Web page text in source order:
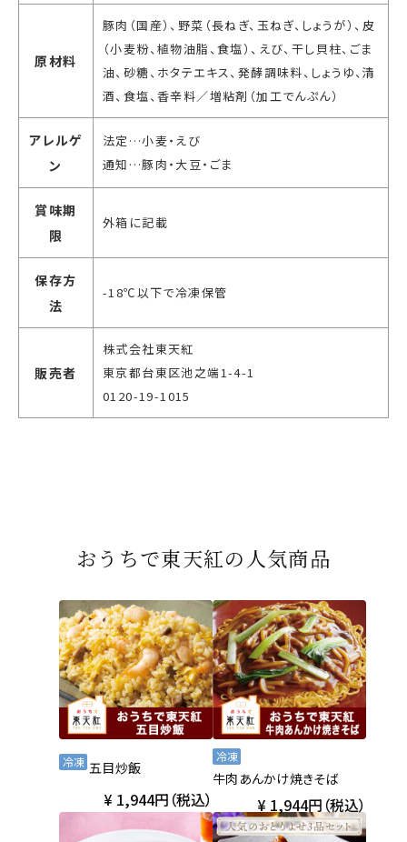
原材料
豚肉（国産）、野菜（長ねぎ、玉ねぎ、しょうが）、皮
（小麦粉、植物油脂、食塩）、えび、干し貝柱、ごま
油、砂糖、ホタテエキス、発酵調味料、しょうゆ、清
酒、食塩、香辛料／増粘剤（加工でんぷん）
アレルゲ
ン
法定…小麦・えび
通知…豚肉・大豆・ごま
賞味期
限
外箱に記載
保存方
法
-18℃以下で冷凍保管
販売者
株式会社東天紅
東京都台東区池之端1-4-1
0120-19-1015
おうちで東天紅の人気商品
五目炒飯
1,944円（税込）
冷凍
牛肉あんかけ焼きそば
1,944円（税込）
冷凍